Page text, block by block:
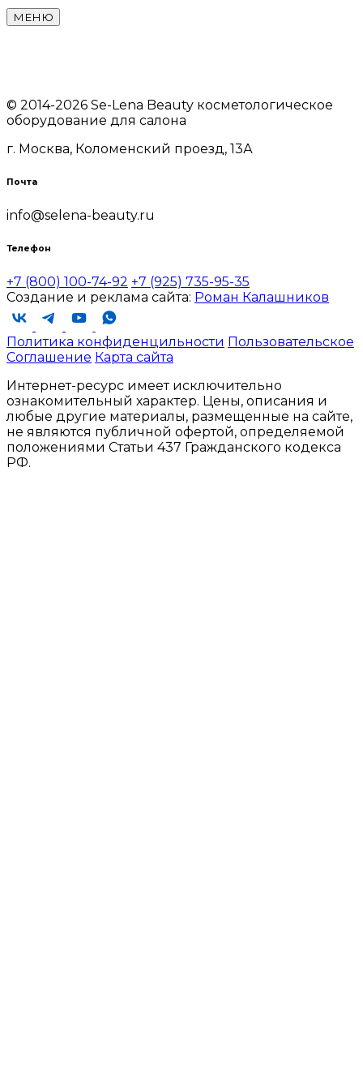
МЕНЮ
© 2014-2026 Se-Lena Beauty косметологическое
оборудование для салона
г. Москва, Коломенский проезд, 13А
Почта
info@selena-beauty.ru
Телефон
+7 (800) 100-74-92 +7 (925) 735-95-35
Создание и реклама сайта: Роман Калашников
Политика конфиденцильности Пользовательское
Соглашение Карта сайта
Интернет-ресурс имеет исключительно
ознакомительный характер. Цены, описания и
любые другие материалы, размещенные на сайте,
не являются публичной офертой, определяемой
положениями Статьи 437 Гражданского кодекса
РФ.